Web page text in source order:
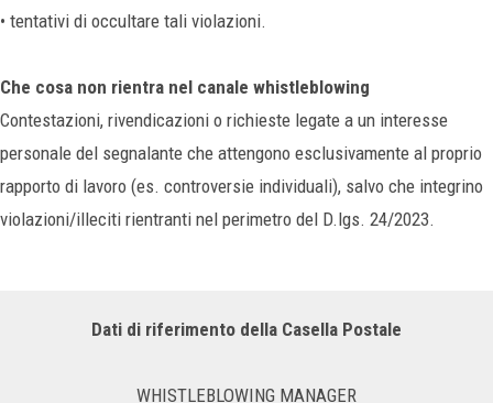
• tentativi di occultare tali violazioni.
Che cosa non rientra nel canale whistleblowing
Contestazioni, rivendicazioni o richieste legate a un interesse
personale del segnalante che attengono esclusivamente al proprio
rapporto di lavoro (es. controversie individuali), salvo che integrino
violazioni/illeciti rientranti nel perimetro del D.lgs. 24/2023.
Dati di riferimento della Casella Postale
WHISTLEBLOWING MANAGER